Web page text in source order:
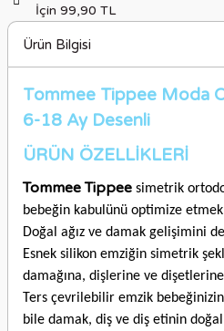
İçin 99,90 TL
Ürün Bilgisi
Tommee Tippee Moda
6-18 Ay Desenli
ÜRÜN ÖZELLİKLERİ
Tommee Tippee simetrik
bebeğin kabulünü optimize
Doğal ağız ve damak gelişimini
Esnek silikon emziğin simetrik
damağına, dişlerine ve
Ters çevrilebilir emzik
bile damak, diş ve diş etinin